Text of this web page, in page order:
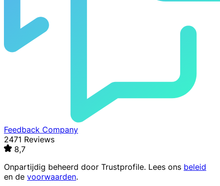
Feedback Company
2471 Reviews
8,7
Onpartijdig beheerd door Trustprofile. Lees ons beleid
en de voorwaarden.